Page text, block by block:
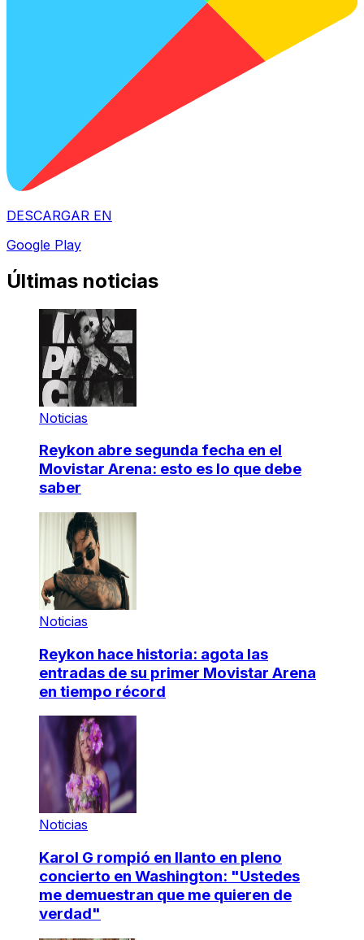
DESCARGAR EN
Google Play
Últimas noticias
Noticias
Reykon abre segunda fecha en el
Movistar Arena: esto es lo que debe
saber
Noticias
Reykon hace historia: agota las
entradas de su primer Movistar Arena
en tiempo récord
Noticias
Karol G rompió en llanto en pleno
concierto en Washington: "Ustedes
me demuestran que me quieren de
verdad"